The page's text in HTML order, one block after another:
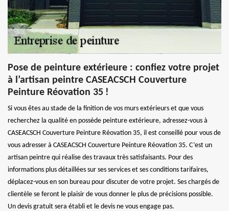
Pose de peinture extérieure : confiez votre projet
à l’artisan peintre CASEACSCH Couverture
Peinture Réovation 35 !
Si vous êtes au stade de la finition de vos murs extérieurs et que vous
recherchez la qualité en possède peinture extérieure, adressez-vous à
CASEACSCH Couverture Peinture Réovation 35, il est conseillé pour vous de
vous adresser à CASEACSCH Couverture Peinture Réovation 35. C’est un
artisan peintre qui réalise des travaux très satisfaisants. Pour des
informations plus détaillées sur ses services et ses conditions tarifaires,
déplacez-vous en son bureau pour discuter de votre projet. Ses chargés de
clientèle se feront le plaisir de vous donner le plus de précisions possible.
Un devis gratuit sera établi et le devis ne vous engage pas.